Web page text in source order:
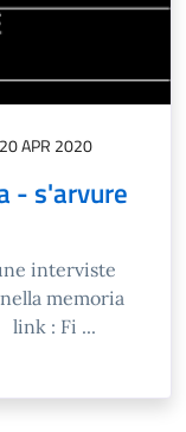
20 APR 2020
- s'arvure
interviste
memoria
link : Fi ...